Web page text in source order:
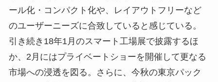
ール化・コンパクト化や、レイアウトフリーなど
のユーザーニーズに合致していると感じている。
引き続き18年1月のスマート工場展で披露するほ
か、2月にはプライベートショーを開催して更なる
市場への浸透を図る。さらに、今秋の東京パック